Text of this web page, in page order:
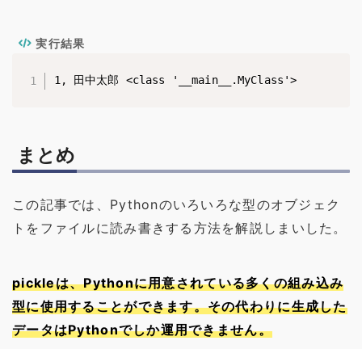
実行結果
1, 田中太郎 <class '__main__.MyClass'>
まとめ
この記事では、Pythonのいろいろな型のオブジェク
トをファイルに読み書きする方法を解説しまいした。
pickleは、Pythonに用意されている多くの組み込み
型に使用することができます。その代わりに生成した
データはPythonでしか運用できません。